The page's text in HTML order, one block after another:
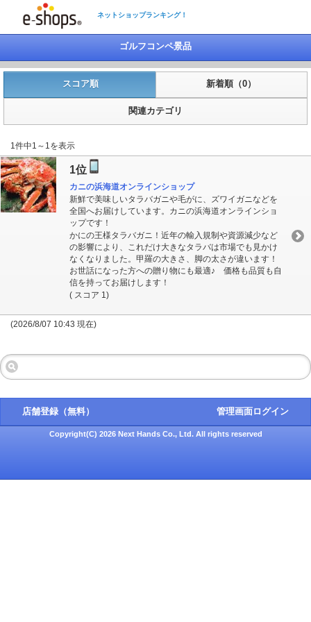
ネットショップランキング！
ゴルフコンペ景品
スコア順 新着順（0）
関連カテゴリ
1件中1～1を表示
1位
カニの浜海道オンラインショップ
新鮮で美味しいタラバガニや毛がに、ズワイガニなどを
全国へお届けしています。カニの浜海道オンラインショ
ップです！
かにの王様タラバガニ！近年の輸入規制や資源減少など
の影響により、これだけ大きなタラバは市場でも見かけ
なくなりました。甲羅の大きさ、脚の太さが違います！
お世話になった方への贈り物にも最適♪ 価格も品質も自
信を持ってお届けします！
( スコア 1)
(2026/8/07 10:43 現在)
店舗登録（無料） 管理画面ログイン
Copyright(C) 2026 Next Hands Co., Ltd. All rights reserved